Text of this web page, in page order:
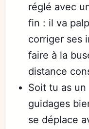
réglé avec
fin : il va
corriger ses
faire à la
distance
Soit tu as
guidages
se déplace